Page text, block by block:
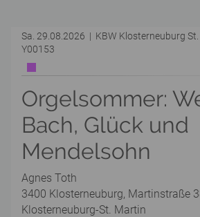
Sa. 29.08.2026 | KBW Klosterneuburg
Y00153
Orgelsommer:
Bach, Glück und
Mendelsohn
Agnes Toth
3400 Klosterneuburg, Martinstraße
Klosterneuburg-St. Martin